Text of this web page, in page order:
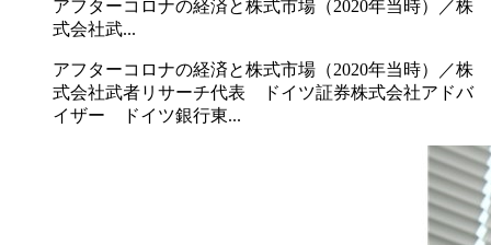
アフターコロナの経済と株式市場（2020年当時）／株
式会社武...
アフターコロナの経済と株式市場（2020年当時）／株
式会社武者リサーチ代表 ドイツ証券株式会社アドバ
イザー ドイツ銀行東...